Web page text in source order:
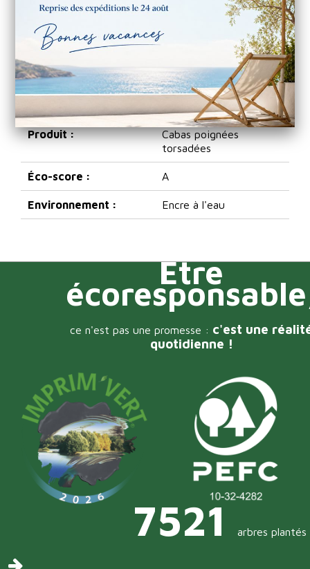
Profondeur :
Personnalisable :
Conditionnement : 120
Très grand
Produit :
Cabas poignées
torsadées
Éco-score : A
Environnement : Encre à l'eau
Être
ce n'est pas une promesse : c'est une
quotidienne !
7521 arbres plantés